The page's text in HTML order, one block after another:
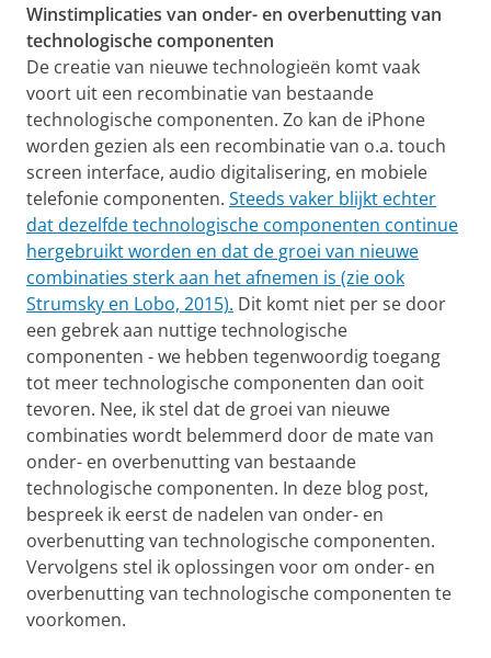
Winstimplicaties van onder- en overbenutting van
technologische componenten
De creatie van nieuwe technologieën komt vaak
voort uit een recombinatie van bestaande
technologische componenten. Zo kan de iPhone
worden gezien als een recombinatie van o.a. touch
screen interface, audio digitalisering, en mobiele
telefonie componenten. Steeds vaker blijkt echter
dat dezelfde technologische componenten continue
hergebruikt worden en dat de groei van nieuwe
combinaties sterk aan het afnemen is (zie ook
Strumsky en Lobo, 2015). Dit komt niet per se door
een gebrek aan nuttigetechnologische
componenten - we hebben tegenwoordig toegang
tot meertechnologische componenten dan ooit
tevoren. Nee, ik stel dat de groei van nieuwe
combinaties wordt belemmerd door de mate van
onder- en overbenutting van bestaande
technologische componenten. In deze blog post,
bespreek ik eerst de nadelen van onder- en
overbenutting van technologische componenten.
Vervolgens stel ik oplossingen voor om onder- en
overbenutting van technologische componenten te
voorkomen.